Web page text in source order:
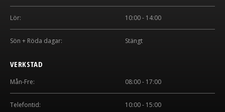
Lör: 10:00 - 14:00
Sön + Röda dagar: Stängt
VERKSTAD
Mån-Fre: 08:00 - 17:00
Telefontid: 10:00 - 15:00